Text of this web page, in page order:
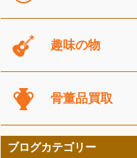
趣味の物
骨董品買取
ブログカテゴリー